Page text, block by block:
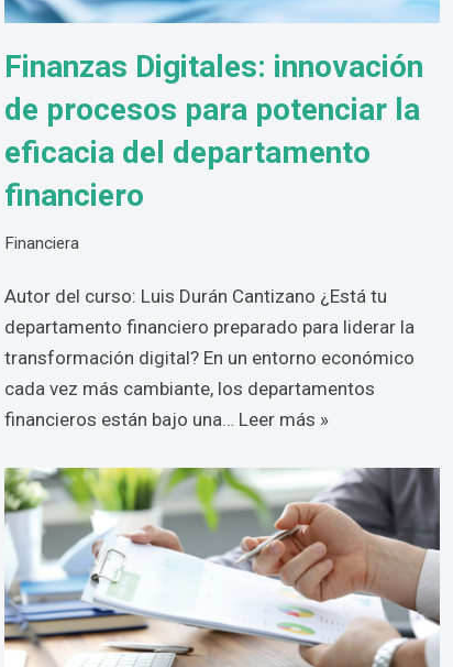
Finanzas Digitales: innovación
de procesos para potenciar la
eficacia del departamento
financiero
Financiera
Autor del curso: Luis Durán Cantizano ¿Está tu
departamento financiero preparado para liderar la
transformación digital? En un entorno económico
cada vez más cambiante, los departamentos
financieros están bajo una… Leer más »